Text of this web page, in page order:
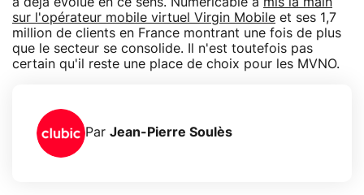
sur l'opérateur mobile virtuel Virgin Mobile et ses 1,7
million de clients en France montrant une fois de plus
que le secteur se consolide. Il n'est toutefois pas
certain qu'il reste une place de choix pour les MVNO.
Par Jean-Pierre Soulès